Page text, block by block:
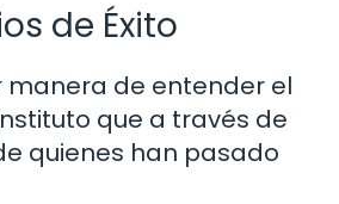
de Éxito
manera de entender el
que a través de
quienes han pasado